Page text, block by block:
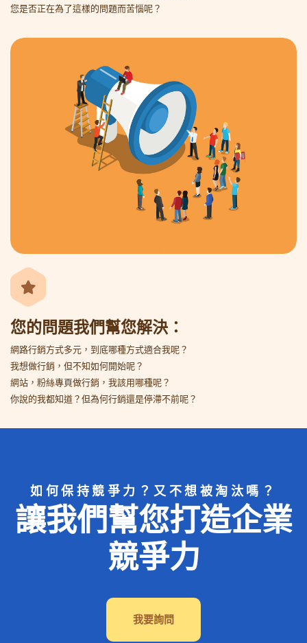
您是否正在為了這樣的問題而苦惱呢？
您的問題我們幫您解決：
網路行銷方式多元，到底哪種方式適合我呢？
我想做行銷，但不知如何開始呢？
網站，粉絲專頁做行銷，我該用哪種呢？
你說的我都知道？但為何行銷還是停滯不前呢？
如何保持競爭力？又不想被淘汰嗎？
讓我們幫您打造企業
競爭力
我要詢問